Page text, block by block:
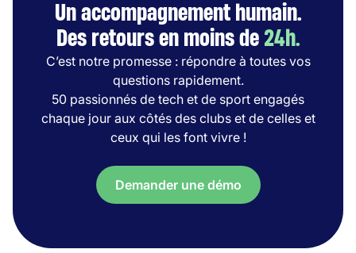
Un accompagnement humain.
Des retours en moins de 24h.
C’est notre promesse : répondre à toutes vos
questions rapidement.
50 passionnés de tech et de sport engagés
chaque jour aux côtés des clubs et de celles et
ceux qui les font vivre !
Demander une démo